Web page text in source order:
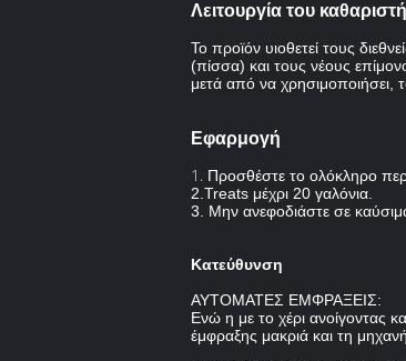
Λειτουργία του
Το προϊόν υιοθετεί τους
(πίσσα) και τους νέους
μετά από να χρησιμοποιήσει,
Εφαρμογή
1. Προσθέστε το ολόκληρο
2.Treats μέχρι 20 γαλόνια.
3. Μην ανεφοδιάστε σε
Κατεύθυνση
ΑΥΤΟΜΑΤΕΣ ΕΜΦΡΑΞΕΙΣ:
Ενώ η με το χέρι ανοίγοντας
έμφραξης μακριά και τη